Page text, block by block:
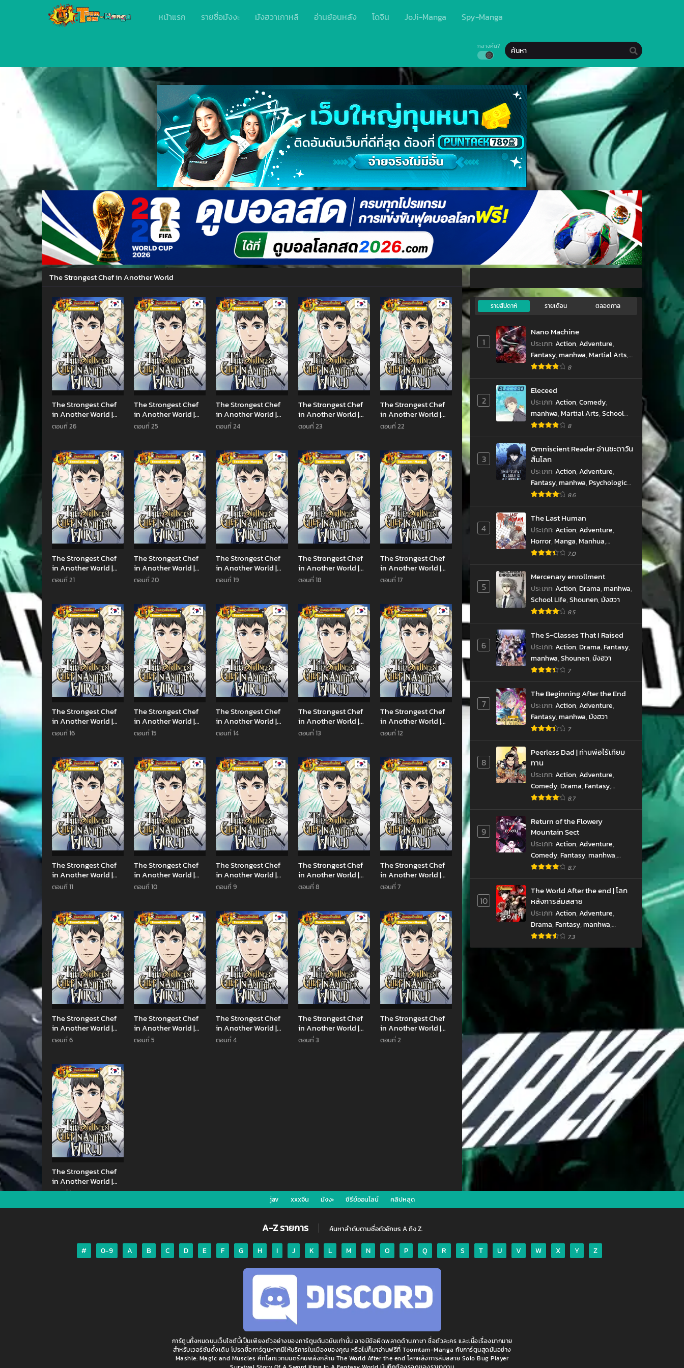
หน้าแรก รายชื่อมังงะ มังฮวาเกาหลี อ่านย้อนหลัง โดจิน JoJi-Manga Spy-Manga
กลางคืน?
The Strongest Chef in Another World
Manhwa
The Strongest Chef
in Another World |
เชฟพันธุ์แกร่งในต่าง
ตอนที่ 26
Manhwa
The Strongest Chef
in Another World |
เชฟพันธุ์แกร่งในต่าง
ตอนที่ 25
Manhwa
The Strongest Chef
in Another World |
เชฟพันธุ์แกร่งในต่าง
ตอนที่ 24
Manhwa
The Strongest Chef
in Another World |
เชฟพันธุ์แกร่งในต่าง
ตอนที่ 23
Manhwa
The Strongest Chef
in Another World |
เชฟพันธุ์แกร่งในต่าง
ตอนที่ 22
Manhwa
The Strongest Chef
in Another World |
เชฟพันธุ์แกร่งในต่าง
ตอนที่ 21
Manhwa
The Strongest Chef
in Another World |
เชฟพันธุ์แกร่งในต่าง
ตอนที่ 20
Manhwa
The Strongest Chef
in Another World |
เชฟพันธุ์แกร่งในต่าง
ตอนที่ 19
Manhwa
The Strongest Chef
in Another World |
เชฟพันธุ์แกร่งในต่าง
ตอนที่ 18
Manhwa
The Strongest Chef
in Another World |
เชฟพันธุ์แกร่งในต่าง
ตอนที่ 17
Manhwa
The Strongest Chef
in Another World |
เชฟพันธุ์แกร่งในต่าง
ตอนที่ 16
Manhwa
The Strongest Chef
in Another World |
เชฟพันธุ์แกร่งในต่าง
ตอนที่ 15
Manhwa
The Strongest Chef
in Another World |
เชฟพันธุ์แกร่งในต่าง
ตอนที่ 14
Manhwa
The Strongest Chef
in Another World |
เชฟพันธุ์แกร่งในต่าง
ตอนที่ 13
Manhwa
The Strongest Chef
in Another World |
เชฟพันธุ์แกร่งในต่าง
ตอนที่ 12
Manhwa
The Strongest Chef
in Another World |
เชฟพันธุ์แกร่งในต่าง
ตอนที่ 11
Manhwa
The Strongest Chef
in Another World |
เชฟพันธุ์แกร่งในต่าง
ตอนที่ 10
Manhwa
The Strongest Chef
in Another World |
เชฟพันธุ์แกร่งในต่าง
ตอนที่ 9
Manhwa
The Strongest Chef
in Another World |
เชฟพันธุ์แกร่งในต่าง
ตอนที่ 8
Manhwa
The Strongest Chef
in Another World |
เชฟพันธุ์แกร่งในต่าง
ตอนที่ 7
Manhwa
The Strongest Chef
in Another World |
เชฟพันธุ์แกร่งในต่าง
ตอนที่ 6
Manhwa
The Strongest Chef
in Another World |
เชฟพันธุ์แกร่งในต่าง
ตอนที่ 5
Manhwa
The Strongest Chef
in Another World |
เชฟพันธุ์แกร่งในต่าง
ตอนที่ 4
Manhwa
The Strongest Chef
in Another World |
เชฟพันธุ์แกร่งในต่าง
ตอนที่ 3
Manhwa
The Strongest Chef
in Another World |
เชฟพันธุ์แกร่งในต่าง
ตอนที่ 2
Manhwa
The Strongest Chef
in Another World |
เชฟพันธุ์แกร่งในต่าง
ตอนที่ 1
รายสัปดาห์ รายเดือน ตลอดกาล
1
Nano Machine
ประเภท:Action,Adventure,
Fantasy,manhwa,Martial Arts,
Sci-fi,Shounen
8
2
Eleceed
ประเภท:Action,Comedy,
manhwa,Martial Arts,School
Life,Shounen
8
3
Omniscient Reader อ่านชะตาวัน
สิ้นโลก
ประเภท:Action,Adventure,
Fantasy,manhwa,Psychological
Shounen,Supernatural
8.6
4
The Last Human
ประเภท:Action,Adventure,
Horror,Manga,Manhua,
Supernatural,
7.0
5
Mercenary enrollment
ประเภท:Action,Drama,manhwa,
School Life,Shounen,มังฮวา
8.5
6
The S-Classes That I Raised
ประเภท:Action,Drama,Fantasy,
manhwa,Shounen,มังฮวา
7
7
The Beginning After the End
ประเภท:Action,Adventure,
Fantasy,manhwa,มังฮวา
7
8
Peerless Dad | ท่านพ่อไร้เทียม
ทาน
ประเภท:Action,Adventure,
Comedy,Drama,Fantasy,
manhwa,Martial Arts
8.7
9
Return of the Flowery
Mountain Sect
ประเภท:Action,Adventure,
Comedy,Fantasy,manhwa,
Martial Arts,มังฮวา
8.7
10
The World After the end | โลก
หลังการล่มสลาย
ประเภท:Action,Adventure,
Drama,Fantasy,manhwa,
Mystery,Shounen
7.3
jav xxxจีน มังงะ ซีรีย์ออนไลน์ คลิปหลุด
A-Z รายการ ค้นหาลำดับตามชื่อตัวอักษร A ถึง Z.
# 0-9 A B C D E F G H I J K L M N O P Q R S T U V W X Y Z
การ์ตูนทั้งหมดบนเว็บไซต์นี้เป็นเพียงตัวอย่างของการ์ตูนต้นฉบับเท่านั้น อาจมีข้อผิดพลาดด้านภาษา ชื่อตัวละคร และเนื้อเรื่องมากมาย
สำหรับเวอร์ชันดั้งเดิม โปรดซื้อการ์ตูนหากมีให้บริการในเมืองของคุณ หรือไม่ก็มาอ่านฟรีที่ Toomtam-Manga กับการ์ตูนสุดมันอย่าง
Mashle: Magic and Muscles ศึกโลกเวทมนตร์คนพลังกล้าม The World After the end โลกหลังการล่มสลาย Solo Bug Player